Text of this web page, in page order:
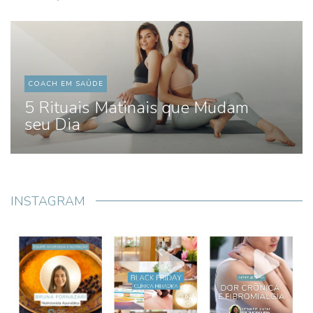
COACH EM SAÚDE
5 Rituais Matinais que Mudam
seu Dia
INSTAGRAM